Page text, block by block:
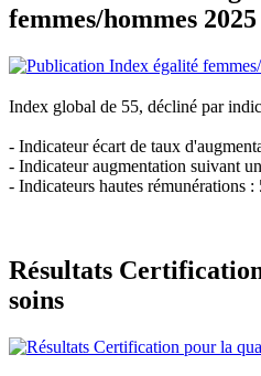
femmes/hommes 2025
Index global de 55, décliné par
- Indicateur écart de taux
- Indicateur augmentation suivant
- Indicateurs hautes rémunérations :
Résultats
soins